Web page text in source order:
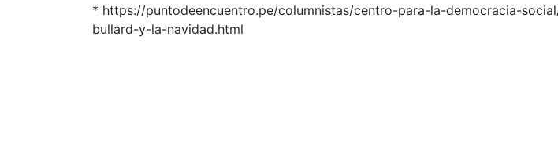
* https://puntodeencuentro.pe/columnistas/centro-para-la-democracia-
bullard-y-la-navidad.html